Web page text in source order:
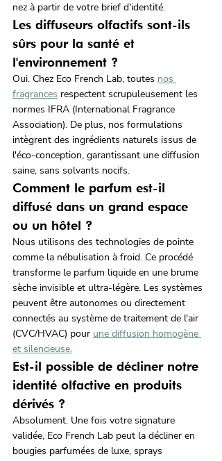
nez à partir de votre brief d'identité.
Les diffuseurs olfactifs sont-ils
sûrs pour la santé et
l'environnement ?
Oui. Chez Eco French Lab, toutes nos
fragrances respectent scrupuleusement les
normes IFRA (International Fragrance
Association). De plus, nos formulations
intègrent des ingrédients naturels issus de
l'éco-conception, garantissant une diffusion
saine, sans solvants nocifs.
Comment le parfum est-il
diffusé dans un grand espace
ou un hôtel ?
Nous utilisons des technologies de pointe
comme la nébulisation à froid. Ce procédé
transforme le parfum liquide en une brume
sèche invisible et ultra-légère. Les systèmes
peuvent être autonomes ou directement
connectés au système de traitement de l'air
(CVC/HVAC) pour une diffusion homogène
et silencieuse.
Est-il possible de décliner notre
identité olfactive en produits
dérivés ?
Absolument. Une fois votre signature
validée, Eco French Lab peut la décliner en
bougies parfumées de luxe, sprays